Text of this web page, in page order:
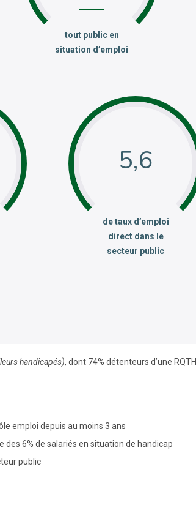
:tout public en
situation d’emploi
5,6
:de taux d’emploi
direct dans le
secteur public
handicapés), dont 74% détenteurs d’une RQTH
emploi depuis au moins 3 ans
des 6% de salariés en situation de handicap
public